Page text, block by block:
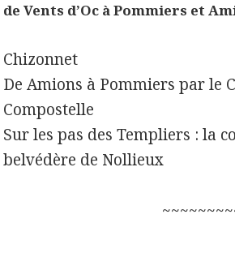
de Vents d’Oc à Pommiers et
Chizonnet
De Amions à Pommiers par le
Compostelle
Sur les pas des Templiers : la
belvédère de Nollieux